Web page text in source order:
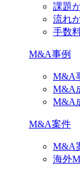
課題
流れ
手数
M&A事例
M&A
M&A
M&A
M&A案件
M&A
海外